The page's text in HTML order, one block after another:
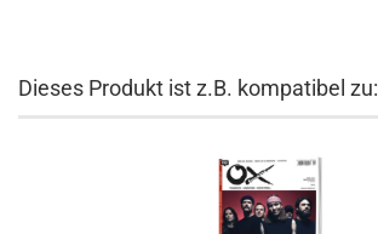
Dieses Produkt ist z.B. kompatibel zu: